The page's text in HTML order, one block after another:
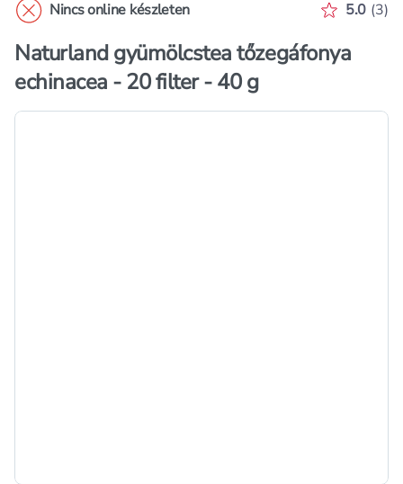
Nincs online készleten 5.0 (3)
Naturland gyümölcstea tőzegáfonya
echinacea - 20 filter - 40 g